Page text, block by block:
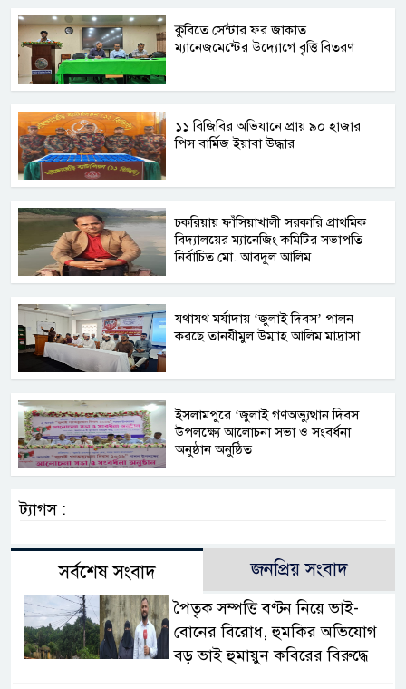
কুবিতে সেন্টার ফর জাকাত
ম্যানেজমেন্টের উদ্যোগে বৃত্তি বিতরণ
১১ বিজিবির অভিযানে প্রায় ৯০ হাজার
পিস বার্মিজ ইয়াবা উদ্ধার
চকরিয়ায় ফাঁসিয়াখালী সরকারি প্রাথমিক
বিদ্যালয়ের ম্যানেজিং কমিটির সভাপতি
নির্বাচিত মো. আবদুল আলিম
যথাযথ মর্যাদায় ‘জুলাই দিবস’ পালন
করছে তানযীমুল উম্মাহ আলিম মাদ্রাসা
ইসলামপুরে ‘জুলাই গণঅভ্যুত্থান দিবস
উপলক্ষ্যে আলোচনা সভা ও সংবর্ধনা
অনুষ্ঠান অনুষ্ঠিত
ট্যাগস :
সর্বশেষ সংবাদ জনপ্রিয় সংবাদ
পৈতৃক সম্পত্তি বণ্টন নিয়ে ভাই-
বোনের বিরোধ, হুমকির অভিযোগ
বড় ভাই হুমায়ুন কবিরের বিরুদ্ধে